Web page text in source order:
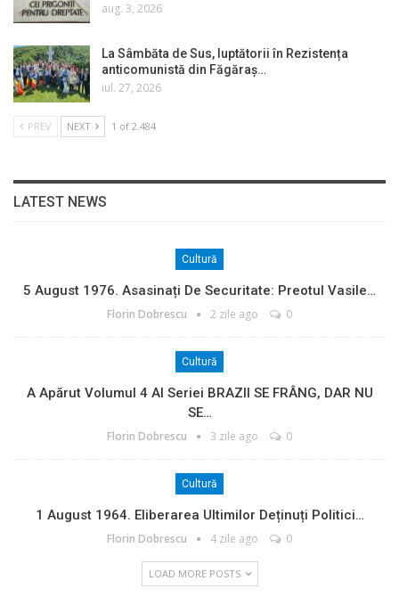
aug. 3, 2026
La Sâmbăta de Sus, luptătorii în Rezistența
anticomunistă din Făgăraș…
iul. 27, 2026
PREV NEXT 1 of 2.484
LATEST NEWS
Cultură
5 August 1976. Asasinați De Securitate: Preotul Vasile…
Florin Dobrescu 2 zile ago 0
Cultură
A Apărut Volumul 4 Al Seriei BRAZII SE FRÂNG, DAR NU
SE…
Florin Dobrescu 3 zile ago 0
Cultură
1 August 1964. Eliberarea Ultimilor Deținuți Politici…
Florin Dobrescu 4 zile ago 0
LOAD MORE POSTS